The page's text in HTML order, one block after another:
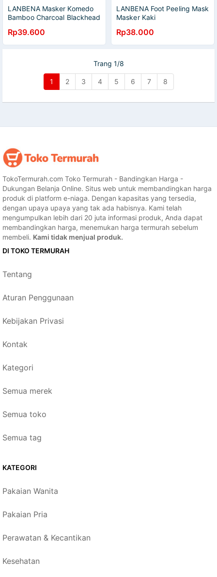
LANBENA Masker Komedo
Bamboo Charcoal Blackhead
Rp39.600
LANBENA Foot Peeling Mask
Masker Kaki
Rp38.000
Trang 1/8
1 2 3 4 5 6 7 8
TokoTermurah.com Toko Termurah - Bandingkan Harga -
Dukungan Belanja Online. Situs web untuk membandingkan harga
produk di platform e-niaga. Dengan kapasitas yang tersedia,
dengan upaya upaya yang tak ada habisnya. Kami telah
mengumpulkan lebih dari 20 juta informasi produk, Anda dapat
membandingkan harga, menemukan harga termurah sebelum
membeli. Kami tidak menjual produk.
DI TOKO TERMURAH
Tentang
Aturan Penggunaan
Kebijakan Privasi
Kontak
Kategori
Semua merek
Semua toko
Semua tag
KATEGORI
Pakaian Wanita
Pakaian Pria
Perawatan & Kecantikan
Kesehatan